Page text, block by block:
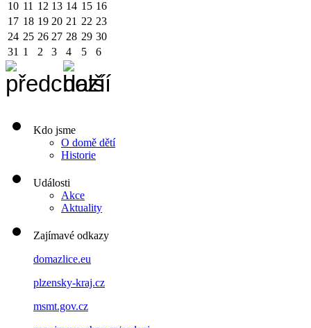
10 11 12 13 14 15 16
17 18 19 20 21 22 23
24 25 26 27 28 29 30
31 1 2 3 4 5 6
Kdo jsme
O domě dětí
Historie
Události
Akce
Aktuality
Zajímavé odkazy
domazlice.eu
plzensky-kraj.cz
msmt.gov.cz